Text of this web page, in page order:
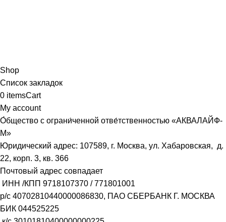
Shop
Список закладок
0 itemsCart
My account
О́бщество с ограни́ченной отве́тственностью «АКВАЛАЙФ-
М»
Юридический адрес: 107589, г. Москва, ул. Хабаровская, д.
22, корп. 3, кв. 366
Почтовый адрес совпадает
ИНН /КПП 9718107370 /771801001
р/с 40702810440000086830, ПАО СБЕРБАНК Г. МОСКВА
БИК 044525225